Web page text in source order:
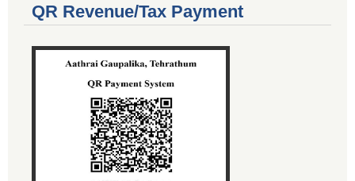
QR Revenue/Tax Payment